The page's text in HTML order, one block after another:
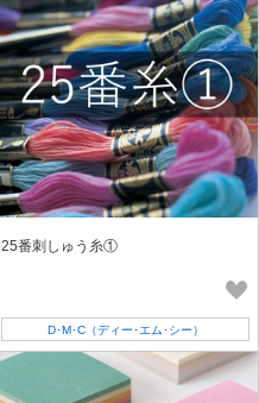
25番刺しゅう糸①
D･M･C（ディー･エム･シー）